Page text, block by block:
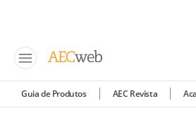
Guia de Produtos AEC Revista